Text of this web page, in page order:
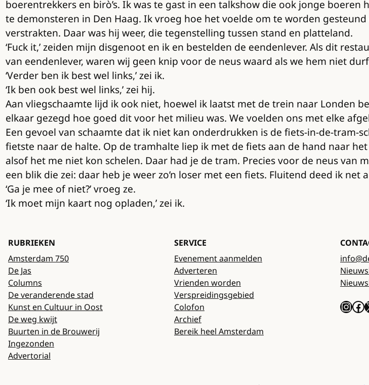
boerentrekkers en birò’s. Ik was te gast in een talkshow die ook jonge
te demonsteren in Den Haag. Ik vroeg hoe het voelde om te worden
verstrakten. Daar was hij weer, die tegenstelling tussen stand en platteland.
‘Fuck it,’ zeiden mijn disgenoot en ik en bestelden de eendenlever. Als dit
van eendenlever, waren wij geen knip voor de neus waard als we hem niet
‘Verder ben ik best wel links,’ zei ik.
‘Ik ben ook best wel links,’ zei hij.
Aan vliegschaamte lijd ik ook niet, hoewel ik laatst met de trein naar Londen
elkaar gezegd hoe goed dit voor het milieu was. We voelden ons met elke
Een gevoel van schaamte dat ik niet kan onderdrukken is de fiets-in-de-tram-
fietste naar de halte. Op de tramhalte liep ik met de fiets aan de hand naar
alsof het me niet kon schelen. Daar had je de tram. Precies voor de neus van
een blik die zei: daar heb je weer zo’n loser met een fiets. Fluitend deed ik net
‘Ga je mee of niet?’ vroeg ze.
‘Ik moet mijn kaart nog opladen,’ zei ik.
RUBRIEKEN
Amsterdam 750
De Jas
Columns
De veranderende stad
Kunst en Cultuur in Oost
De weg kwijt
Buurten in de Brouwerij
Ingezonden
Advertorial
SERVICE
Evenement aanmelden
Adverteren
Vrienden worden
Verspreidingsgebied
Colofon
Archief
Bereik heel Amsterdam
InstagramFacebook